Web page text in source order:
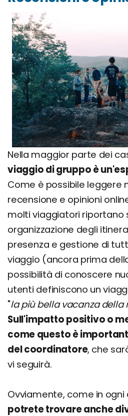
Nella maggior parte dei
viaggio di gruppo è
Come è possibile leggere
recensione e opinioni
molti viaggiatori riportano
organizzazione degli
presenza e gestione di
viaggio (ancora prima
possibilità di conoscere
utenti definiscono un
"la più bella vacanza della
Sull'impatto positivo o
come questo è
del coordinatore, che
vi seguirà.
Ovviamente, come in
potrete trovare anche